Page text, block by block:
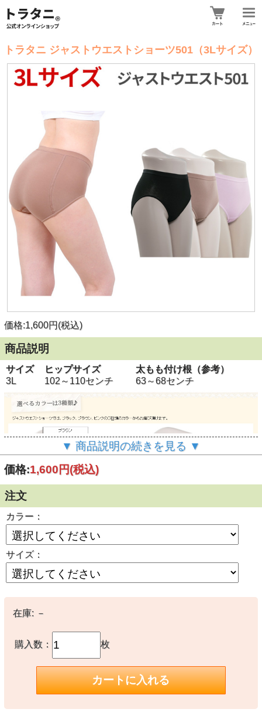
トラタニ ジャストウエストショーツ501（3Lサイズ）
価格:1,600円(税込)
商品説明
サイズ ヒップサイズ
太もも付け根（参考）
3L
102～110センチ 63～68センチ
▼ 商品説明の続きを見る ▼
価格:1,600円(税込)
注文
カラー：
サイズ：
在庫: －
購入数： 枚